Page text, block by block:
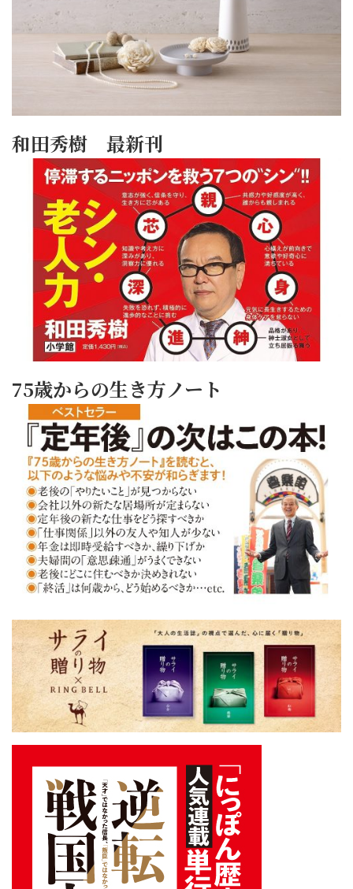
和田秀樹 最新刊
75歳からの生き方ノート